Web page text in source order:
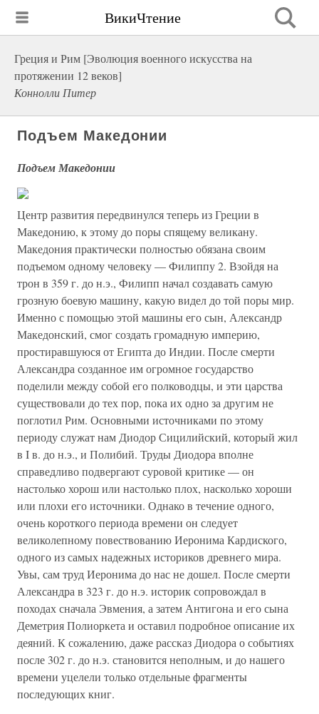
ВикиЧтение
Греция и Рим [Эволюция военного искусства на
протяжении 12 веков]
Коннолли Питер
Подъем Македонии
Подъем Македонии
Центр развития передвинулся теперь из Греции в
Македонию, к этому до поры спящему великану.
Македония практически полностью обязана своим
подъемом одному человеку — Филиппу 2. Взойдя на
трон в 359 г. до н.э., Филипп начал создавать самую
грозную боевую машину, какую видел до той поры мир.
Именно с помощью этой машины его сын, Александр
Македонский, смог создать громадную империю,
простиравшуюся от Египта до Индии. После смерти
Александра созданное им огромное государство
поделили между собой его полководцы, и эти царства
существовали до тех пор, пока их одно за другим не
поглотил Рим. Основными источниками по этому
периоду служат нам Диодор Сицилийский, который жил
в I в. до н.э., и Полибий. Труды Диодора вполне
справедливо подвергают суровой критике — он
настолько хорош или настолько плох, насколько хороши
или плохи его источники. Однако в течение одного,
очень короткого периода времени он следует
великолепному повествованию Иеронима Кардиского,
одного из самых надежных историков древнего мира.
Увы, сам труд Иеронима до нас не дошел. После смерти
Александра в 323 г. до н.э. историк сопровождал в
походах сначала Эвмения, а затем Антигона и его сына
Деметрия Полиоркета и оставил подробное описание их
деяний. К сожалению, даже рассказ Диодора о событиях
после 302 г. до н.э. становится неполным, и до нашего
времени уцелели только отдельные фрагменты
последующих книг.